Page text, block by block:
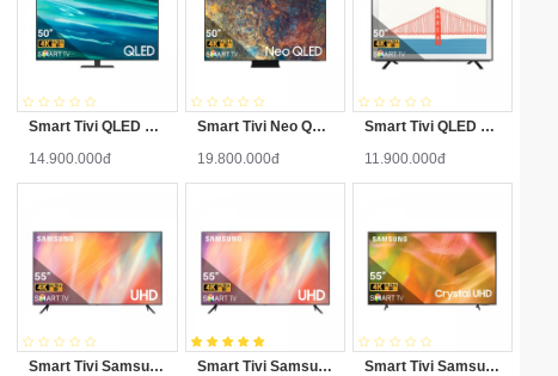
Smart Tivi QLED Samsung 4K 50 inch QA50Q80AAKXXV
14.900.000đ
Smart Tivi Neo QLED Samsung 4K 50 inch QA50QN90AAKXXV
19.800.000đ
Smart Tivi QLED Samsung 4K QA50LS03AAKXXV
11.900.000đ
Smart Tivi Samsung UHD 4K 55 inch UA55AU7000KXXV
Smart Tivi Samsung UHD 4K 55 inch UA55AU7700KXXV
Smart Tivi Samsung UHD 4K 55 inch UA55AU8000KXXV